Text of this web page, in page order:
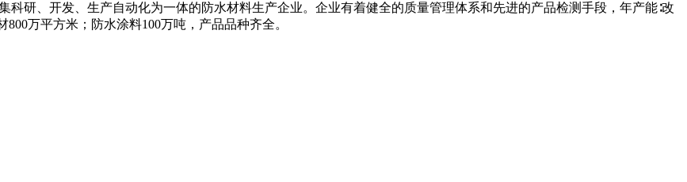
研、开发、生产自动化为一体的防水材料生产企业。企业有着健全的质量管理体系和先进的产品检测手段，年产能∶改
万平方米；防水涂料100万吨，产品品种齐全。